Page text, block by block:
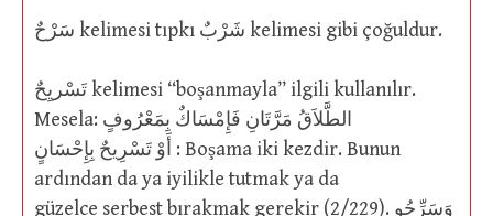
سَرْحٌ kelimesi tıpkı شَرْبٌ kelimesi gibi çoğuldur.
تَسْريِحٌ kelimesi “boşanmayla” ilgili kullanılır.
Mesela: الطَّلاَقُ مَرَّتَانِ فَإِمْسَاكٌ بِمَعْرُوفٍ
أَوْ تَسْرِيحٌ بِإِحْسَانٍ : Boşama iki kezdir. Bunun
ardından da ya iyilikle tutmak ya da
güzelce serbest bırakmak gerekir (2/229). وَسَرِّحُو